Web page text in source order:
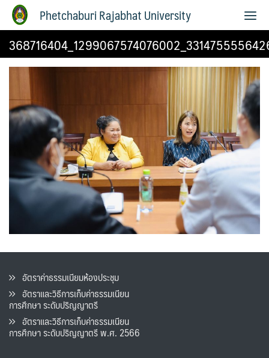
Phetchaburi Rajabhat University
อัตราค่าธรรมเนียมห้องประชุม
อัตราและวิธีการเก็บค่าธรรมเนียน
การศึกษา ระดับปริญญาตรี
อัตราและวิธีการเก็บค่าธรรมเนียน
การศึกษา ระดับปริญญาตรี พ.ศ. 2566